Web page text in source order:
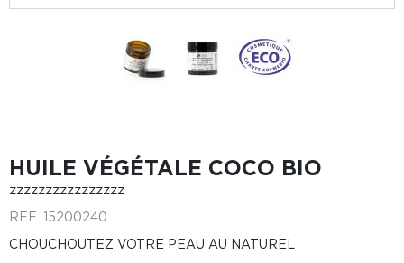
HUILE VÉGÉTALE COCO BIO
zzzzzzzzzzzzzzzz
REF. 15200240
CHOUCHOUTEZ VOTRE PEAU AU NATUREL